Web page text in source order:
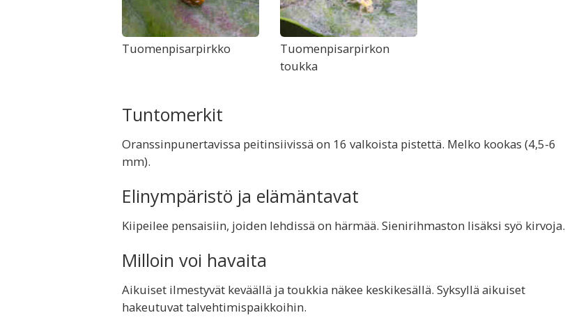
Tuomenpisarpirkko
Tuomenpisarpirkon
toukka
Tuntomerkit
Oranssinpunertavissa peitinsiivissä on 16 valkoista pistettä. Melko kookas (4,5-6
mm).
Elinympäristö ja elämäntavat
Kiipeilee pensaisiin, joiden lehdissä on härmää. Sienirihmaston lisäksi syö kirvoja.
Milloin voi havaita
Aikuiset ilmestyvät keväällä ja toukkia näkee keskikesällä. Syksyllä aikuiset
hakeutuvat talvehtimispaikkoihin.